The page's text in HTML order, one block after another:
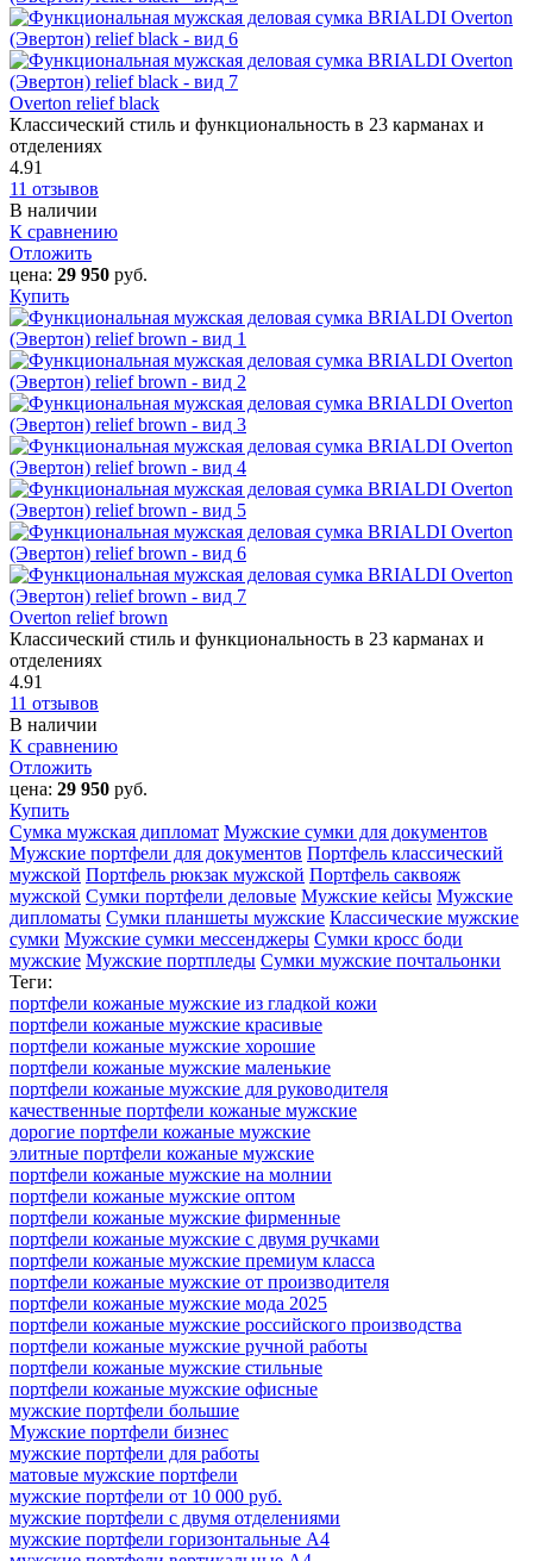
Overton relief black
Классический стиль и функциональность в 23 карманах и
отделениях
4.91
11 отзывов
В наличии
К сравнению
Отложить
цена: 29 950 руб.
Купить
Overton relief brown
Классический стиль и функциональность в 23 карманах и
отделениях
4.91
11 отзывов
В наличии
К сравнению
Отложить
цена: 29 950 руб.
Купить
Сумка мужская дипломат Мужские сумки для документов
Мужские портфели для документов Портфель классический
мужской Портфель рюкзак мужской Портфель саквояж
мужской Сумки портфели деловые Мужские кейсы Мужские
дипломаты Сумки планшеты мужские Классические мужские
сумки Мужские сумки мессенджеры Сумки кросс боди
мужские Мужские портпледы Сумки мужские почтальонки
Теги:
портфели кожаные мужские из гладкой кожи
портфели кожаные мужские красивые
портфели кожаные мужские хорошие
портфели кожаные мужские маленькие
портфели кожаные мужские для руководителя
качественные портфели кожаные мужские
дорогие портфели кожаные мужские
элитные портфели кожаные мужские
портфели кожаные мужские на молнии
портфели кожаные мужские оптом
портфели кожаные мужские фирменные
портфели кожаные мужские с двумя ручками
портфели кожаные мужские премиум класса
портфели кожаные мужские от производителя
портфели кожаные мужские мода 2025
портфели кожаные мужские российского производства
портфели кожаные мужские ручной работы
портфели кожаные мужские стильные
портфели кожаные мужские офисные
мужские портфели большие
Мужские портфели бизнес
мужские портфели для работы
матовые мужские портфели
мужские портфели от 10 000 руб.
мужские портфели с двумя отделениями
мужские портфели горизонтальные А4